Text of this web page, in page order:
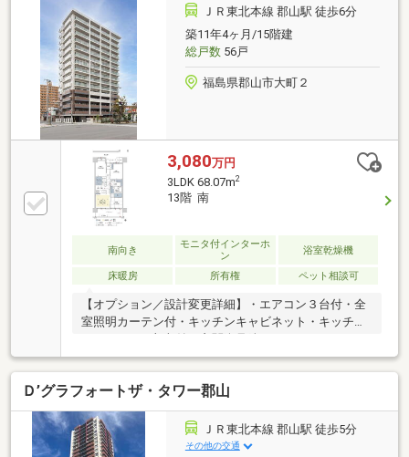
有）
ＪＲ東北本線 郡山駅 徒歩6分
築11年4ヶ月/15階建
総戸数56戸
福島県郡山市大町２
3,080万円
3LDK 68.07m2
13階 南
南向き
モニタ付インターホ
ン
浴室乾燥機
床暖房 所有権 ペット相談可
【オプション／設計変更詳細】・エアコン３台付・全
室照明カーテン付・キッチンキャビネット・キッチン
琉球風畳（仏間設置・壁天井クロス変更）・収納一体
型トイレ・ブローバス（メタルシャワーヘッド）・各
居室エコカラット・リビングダウンライト・洗面室、
トイレ 床フローリング等
Ｄ’グラフォートザ・タワー郡山
ＪＲ東北本線 郡山駅 徒歩5分
その他の交通